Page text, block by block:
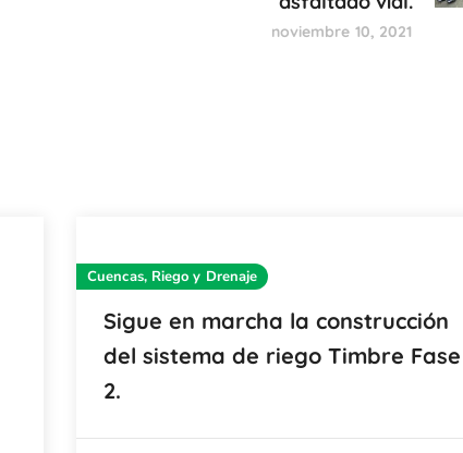
noviembre 10, 2021
Cuencas, Riego y Drenaje
Sigue en marcha la construcción
del sistema de riego Timbre Fase
2.